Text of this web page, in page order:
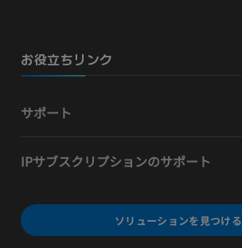
お役立ちリンク
サポート
IPサブスクリプションのサポート
ソリューションを見つける